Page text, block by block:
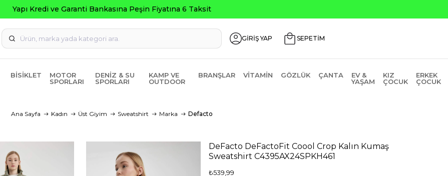
Seçili Ürünlerde ₺2000 Üzeri ₺200 İndirim Kodu: AGUSTOS200
GİRİŞ YAP SEPETİM
BISIKLET
MOTOR
SPORLARI
DENIZ & SU
SPORLARI
KAMP VE
OUTDOOR
BRANŞLAR VITAMIN GÖZLÜK ÇANTA
EV &
YAŞAM
KIZ
ÇOCUK
ERKEK
ÇOCUK
Ana Sayfa Kadın Üst Giyim Sweatshirt Marka Defacto
DeFacto DeFactoFit Coool Crop Kalın Kumaş
Sweatshirt C4395AX24SPKH461
₺539,99